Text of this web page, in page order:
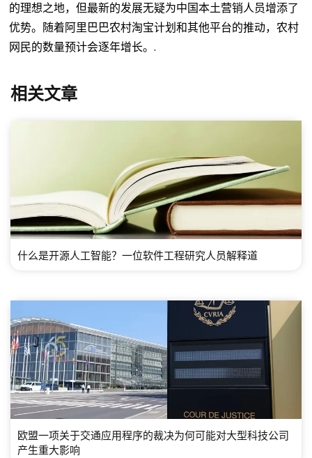
的理想之地，但最新的发展无疑为中国本土营销人员增添了
优势。随着阿里巴巴农村淘宝计划和其他平台的推动，农村
网民的数量预计会逐年增长。.
相关文章
什么是开源人工智能？一位软件工程研究人员解释道
欧盟一项关于交通应用程序的裁决为何可能对大型科技公司
产生重大影响